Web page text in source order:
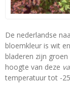
De nederlandse
bloemkleur is wit
bladeren zijn
hoogte van deze
temperatuur tot -